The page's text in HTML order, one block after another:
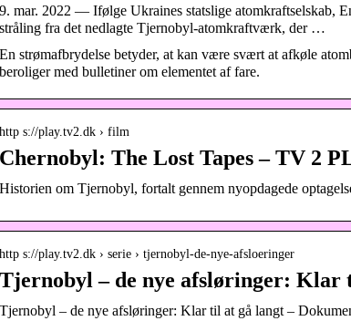
9. mar. 2022 — Ifølge Ukraines statslige atomkraftselskab,
stråling fra det nedlagte Tjernobyl-atomkraftværk, der …
En strømafbrydelse betyder, at kan være svært at afkøle
beroliger med bulletiner om elementet af fare.
http s://play.tv2.dk › film
Chernobyl: The Lost Tapes – TV 2
Historien om Tjernobyl, fortalt gennem nyopdagede
http s://play.tv2.dk › serie › tjernobyl-de-nye-afsloeringer
Tjernobyl – de nye afsløringer: Klar
Tjernobyl – de nye afsløringer: Klar til at gå langt –